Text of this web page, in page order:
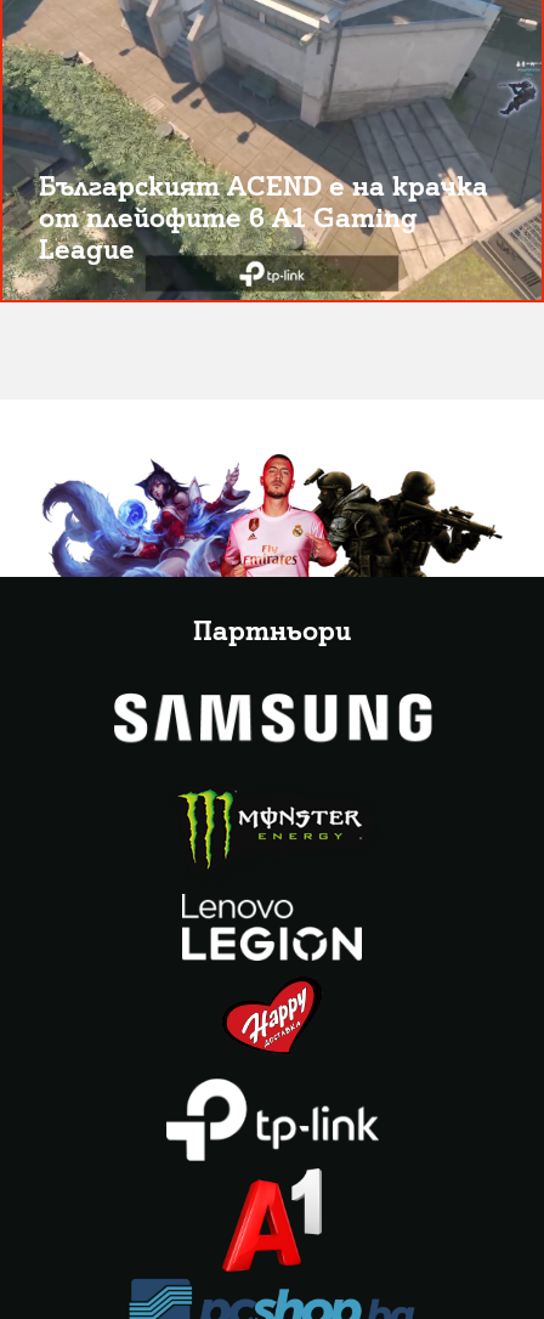
Българският ACEND е на крачка
от плейофите в A1 Gaming
League
Партньори